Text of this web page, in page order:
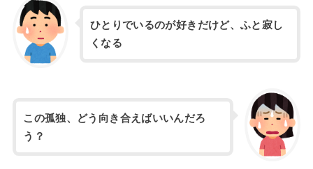
ひとりでいるのが好きだけど、ふと寂し
くなる
この孤独、どう向き合えばいいんだろ
う？